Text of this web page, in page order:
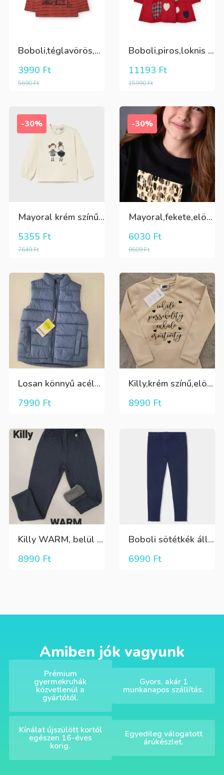
Boboli,téglavörös,csíkos,elöl mintás,hosszú ujjú fiú póló
5690Ft
3990 Ft
Boboli,piros,loknis aljú,szivecske mintás,hátul 3 dísz gombos, finom kötött ruha
15990Ft
11193 Ft
-30%
Mayoral krém színű alapon sötétkék tüll balerina mintás, álló nyakú hosszú ujjú póló
7649Ft
5355 Ft
-30%
Mayoral,fekete,elöl krém nyomott mintával és arany flitterrel, lány hosszú ujjú póló
8609Ft
6030 Ft
Losan könnyű acélkék színű átmeneti mellény
7990 Ft
Killy,krém színű,elöl arany-fekete mintás,belül bolyhos lány hosszú ujjú póló
8990 Ft
Killy WARM, belül szőrös nagyon meleg leggings típusú nadrág
8990 Ft
Boboli sötétkék állítható derekú rugalmas nadrág
6990 Ft
Amiben jók vagyunk
Prémium
gyermekruhák
közvetlenül a
gyártótól.
Gyors, akár 1
munkanapos szállítás.
Kínálat újszülött kortól
egészen 16-éves
korig.
Egyedileg válogatott
árúkészlet.